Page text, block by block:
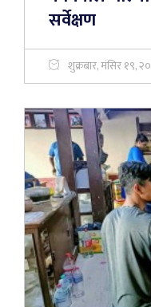
सर्वेक्षण
शुक्रबार, मंसिर १९,